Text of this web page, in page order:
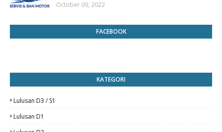
October 09, 2022
FACEBOOK
KATEGORI
Lulusan D3 / S1
Lulusan D1